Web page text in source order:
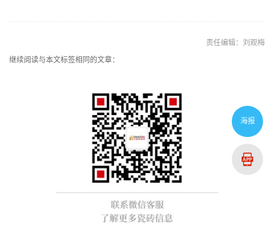
责任编辑：刘观梅
继续阅读与本文标签相同的文章：
海报